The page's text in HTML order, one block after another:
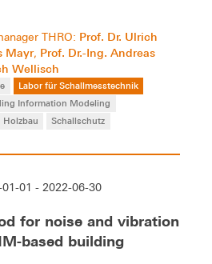
THRO: Prof. Dr. Ulrich
Mayr, Prof. Dr.-Ing. Andreas
Wellisch
Labor für Schallmesstechnik
Information Modeling
Holzbau Schallschutz
01 - 2022-06-30
for noise and vibration
based building